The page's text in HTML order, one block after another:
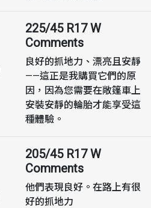
225/45 R17 W
Comments
良好的抓地力、漂亮且安靜
——這正是我購買它們的原
因，因為您需要在敞篷車上
安裝安靜的輪胎才能享受這
種體驗。
205/45 R17 W
Comments
他們表現良好。在路上有很
好的抓地力